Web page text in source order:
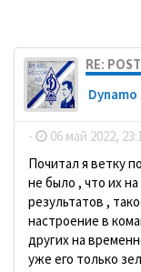
RE:
Dynamo
- 06 май 2022,
Почитал я ветку
не было , что их
результатов ,
настроение в
других на
уже его только